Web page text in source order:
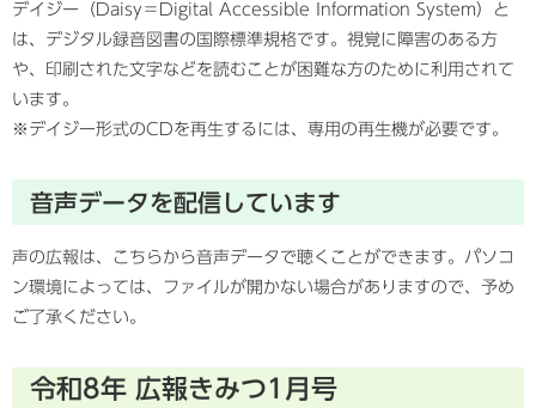
デイジー（Daisy＝Digital Accessible Information System）と
は、デジタル録音図書の国際標準規格です。視覚に障害のある方
や、印刷された文字などを読むことが困難な方のために利用されて
います。
※デイジー形式のCDを再生するには、専用の再生機が必要です。
音声データを配信しています
声の広報は、こちらから音声データで聴くことができます。パソコ
ン環境によっては、ファイルが開かない場合がありますので、予め
ご了承ください。
令和8年 広報きみつ1 月号